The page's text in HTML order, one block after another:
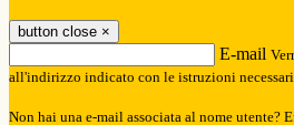
button close ×
E-mail
all'indirizzo indicato con le istruzioni
Non hai una e-mail associata al nome utente?